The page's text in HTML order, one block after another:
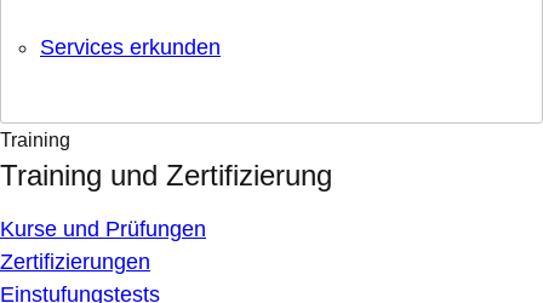
Services erkunden
Training
Training und Zertifizierung
Kurse und Prüfungen
Zertifizierungen
Einstufungstests